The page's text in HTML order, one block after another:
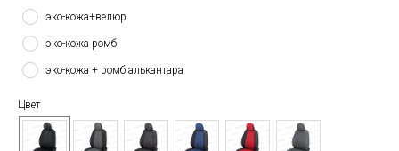
эко-кожа+велюр
эко-кожа ромб
эко-кожа + ромб алькантара
Цвет